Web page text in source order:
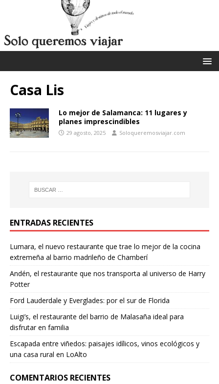
Casa Lis
Lo mejor de Salamanca: 11 lugares y
planes imprescindibles
29 agosto, 2025 Soloqueremosviajar.com
ENTRADAS RECIENTES
Lumara, el nuevo restaurante que trae lo mejor de la cocina
extremeña al barrio madrileño de Chamberí
Andén, el restaurante que nos transporta al universo de Harry
Potter
Ford Lauderdale y Everglades: por el sur de Florida
Luigi’s, el restaurante del barrio de Malasaña ideal para
disfrutar en familia
Escapada entre viñedos: paisajes idílicos, vinos ecológicos y
una casa rural en LoAlto
COMENTARIOS RECIENTES